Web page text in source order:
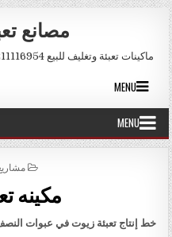
Skip to content
مصانع
ماكينات تعبئة وتغليف للبيع 01211116954 – 01211116956 – 01211116958
MENU
MENU
IN
مكينه
خط إنتاج تعبئة زيوت في عبوات